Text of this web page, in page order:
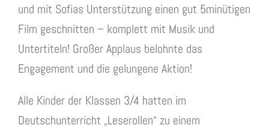
und mit Sofias Unterstützung einen gut 5minütigen
Film geschnitten – komplett mit Musik und
Untertiteln! Großer Applaus belohnte das
Engagement und die gelungene Aktion!
Alle Kinder der Klassen 3/4 hatten im
Deutschunterricht „Leserollen“ zu einem